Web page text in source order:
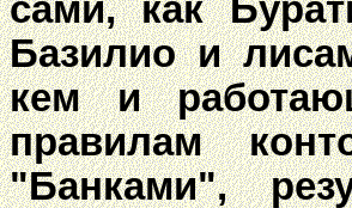
сами, как
Базилио и
кем и
правилам
"Банками",